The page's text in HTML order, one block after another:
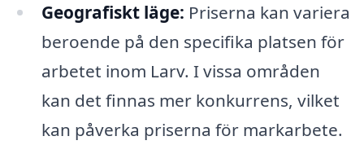
Geografiskt läge: Priserna kan variera
beroende på den specifika platsen för
arbetet inom Larv. I vissa områden
kan det finnas mer konkurrens, vilket
kan påverka priserna för markarbete.